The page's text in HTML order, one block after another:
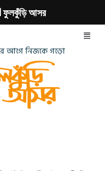
আগে নিজকে গড়ো
ফুলকুঁড়ি আসর